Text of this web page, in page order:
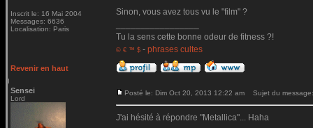
Inscrit le: 16 Mai 2004
Messages: 6636
Localisation: Paris
Sinon, vous avez tous vu le "film" ?
Tu la sens cette bonne odeur de fitness ?!
© € ™ $ - phrases cultes
Revenir en haut
Sensei
Lord
Posté le: Dim Oct 20, 2013 12:22 am Sujet du message:
J'ai hésité à répondre "Metallica"... Haha